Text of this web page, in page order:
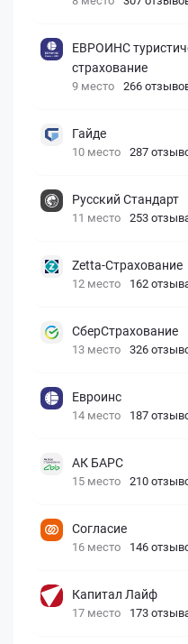
ЕВРОИНС
страхование
9 место 266
Гайде
10 место 287
Русский Стандарт
11 место 253
Zetta-Страхование
12 место 162
СберСтрахование
13 место 326
Евроинс
14 место 187
АК БАРС
15 место 210
Согласие
16 место 146
Капитал Лайф
17 место 173